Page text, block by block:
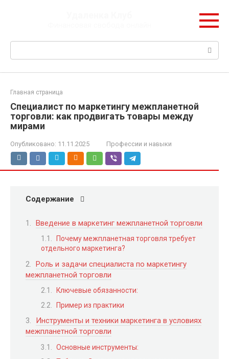
Поиск:
Главная страница
Специалист по маркетингу межпланетной
торговли: как продвигать товары между
мирами
Опубликовано: 11.11.2025 Профессии и навыки
Содержание
Введение в маркетинг межпланетной торговли
Почему межпланетная торговля требует
отдельного маркетинга?
Роль и задачи специалиста по маркетингу
межпланетной торговли
Ключевые обязанности:
Пример из практики
Инструменты и техники маркетинга в условиях
межпланетной торговли
Основные инструменты: